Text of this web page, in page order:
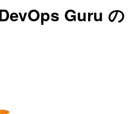
Guru の